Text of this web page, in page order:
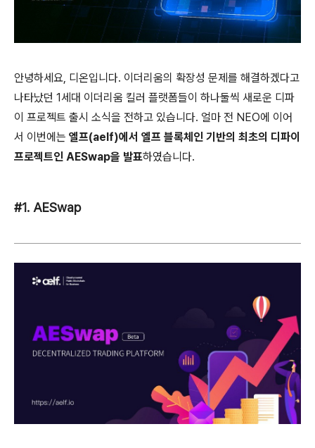
안녕하세요, 디온입니다. 이더리움의 확장성 문제를 해결하겠다고
나타났던 1세대 이더리움 킬러 플랫폼들이 하나둘씩 새로운 디파
이 프로젝트 출시 소식을 전하고 있습니다. 얼마 전 NEO에 이어
서 이번에는 엘프(aelf)에서 엘프 블록체인 기반의 최초의 디파이
프로젝트인 AESwap을 발표하였습니다.
#1. AESwap